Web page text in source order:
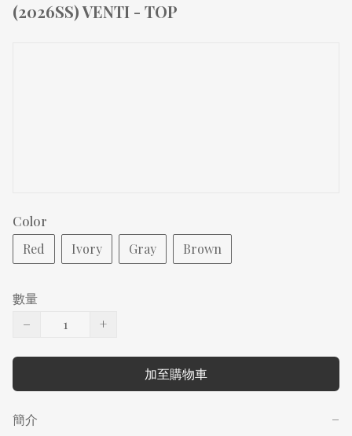
(2026SS) VENTI - TOP
Color
Red
Ivory Gray Brown
數量
−
+
加至購物車
簡介 −